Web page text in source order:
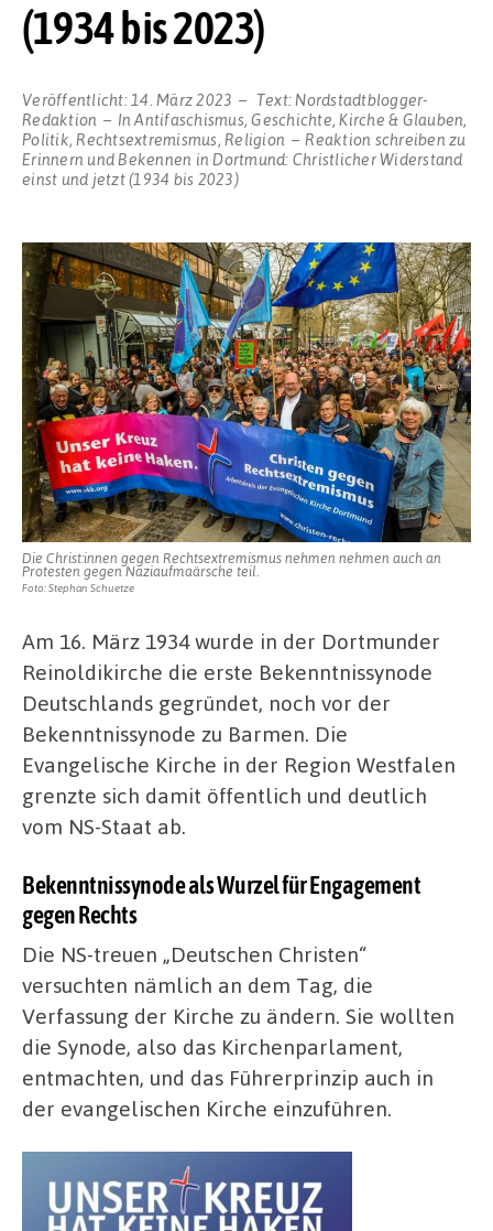
(1934 bis 2023)
Veröffentlicht: 14. März 2023 Text: Nordstadtblogger-
Redaktion
InAntifaschismus,Geschichte,Kirche & Glauben,
Politik,Rechtsextremismus, Religion Reaktion schreiben zu
Erinnern und Bekennen in Dortmund: Christlicher Widerstand
einst und jetzt (1934 bis 2023)
Die Christ:innen gegen Rechtsextremismus nehmen nehmen auch an
Protesten gegen Naziaufmaärsche teil.
Foto: Stephan Schuetze
Am 16. März 1934 wurde in der Dortmunder
Reinoldikirche die erste Bekenntnissynode
Deutschlands gegründet, noch vor der
Bekenntnissynode zu Barmen. Die
Evangelische Kirche in der Region Westfalen
grenzte sich damit öffentlich und deutlich
vom NS-Staat ab.
Bekenntnissynode als Wurzel für Engagement
gegen Rechts
Die NS-treuen „Deutschen Christen“
versuchten nämlich an dem Tag, die
Verfassung der Kirche zu ändern. Sie wollten
die Synode, also das Kirchenparlament,
entmachten, und das Führerprinzip auch in
der evangelischen Kirche einzuführen.